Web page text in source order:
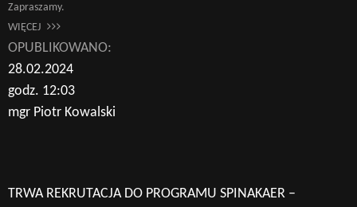
Zapraszamy.
WIĘCEJ
OPUBLIKOWANO:
28.02.2024
godz. 12:03
mgr Piotr Kowalski
TRWA REKRUTACJA DO PROGRAMU SPINAKAER –